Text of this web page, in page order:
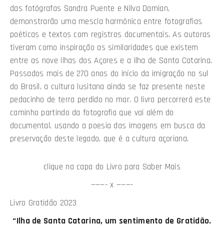
das fotógrafas Sandra Puente e Nilva Damian,
demonstrarão uma mescla harmônica entre fotografias
poéticas e textos com registros documentais. As autoras
tiveram como inspiração as similaridades que existem
entre as nove ilhas dos Açores e a ilha de Santa Catarina.
Passados mais de 270 anos do início da imigração no sul
do Brasil, a cultura lusitana ainda se faz presente neste
pedacinho de terra perdido no mar. O livro percorrerá este
caminho partindo da fotografia que vai além do
documental, usando a poesia das imagens em busca da
preservação deste legado, que é a cultura açoriana.
clique na capa do Livro para Saber Mais
———- x ———-
Livro Gratidão 2023
“Ilha de Santa Catarina, um sentimento de Gratidão.